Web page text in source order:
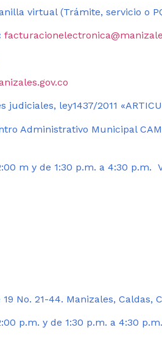
virtual (Trámite, servicio o
ley1437/2011
Administrativo Municipal
m y de 1:30 p.m. a 4:30 p.m.
No. 21-44. Manizales, Caldas,
p.m. y de 1:30 p.m. a 4:30